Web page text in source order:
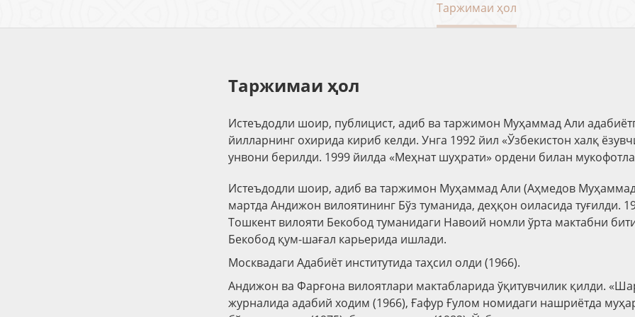
Таржимаи ҳол
Таржимаи ҳол
Истеъдодли шоир, публицист, адиб ва таржимон Муҳаммад Али
йилларнинг охирида кириб келди. Унга 1992 йил «Ўзбекистон халқ
унвони берилди. 1999 йилда «Меҳнат шуҳрати» ордени билан
Истеъдодли шоир, адиб ва таржимон Муҳаммад Али (Аҳмедов
мартда Андижон вилоятининг Бўз туманида, деҳқон оиласида туғилди.
Тошкент вилояти Бекобод туманидаги Навоий номли ўрта мактабни
Бекобод қум-шағал карьерида ишлади.
Москвадаги Адабиёт институтида таҳсил олди (1966).
Андижон ва Фарғона вилоятлари мактабларида ўқитувчилик қилди.
журналида адабий ходим (1966), Ғафур Ғулом номидаги нашриётда